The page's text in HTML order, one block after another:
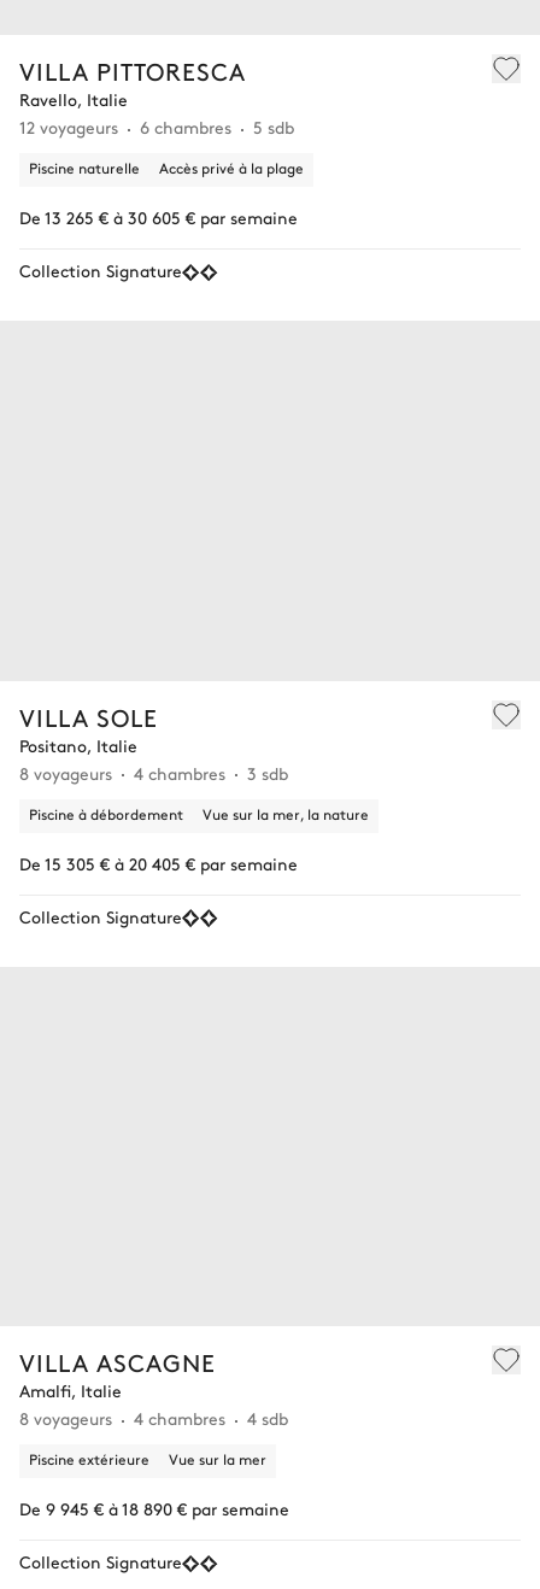
VILLA PITTORESCA
Ravello, Italie
12 voyageurs
6 chambres 5 sdb
Piscine naturelle Accès privé à la plage
De 13 265 € à 30 605 € par semaine
Collection Signature
VILLA SOLE
Positano, Italie
8 voyageurs
4 chambres 3 sdb
Piscine à débordement Vue sur la mer, la nature
De 15 305 € à 20 405 € par semaine
Collection Signature
VILLA ASCAGNE
Amalfi, Italie
8 voyageurs
4 chambres 4 sdb
Piscine extérieure Vue sur la mer
De 9 945 € à 18 890 € par semaine
Collection Signature